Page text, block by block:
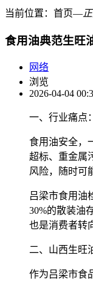
当前位置： 首页―
食用油典范生旺
网络
浏览
2026-04-04
一、行业痛点
食用油安全，
超标、重金属
风险，随时可
吕梁市食用油
30%的散装油
也是消费者转
二、山西生旺
作为吕梁市食